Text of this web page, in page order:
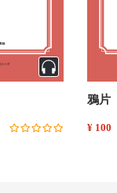
鴉片
¥ 100